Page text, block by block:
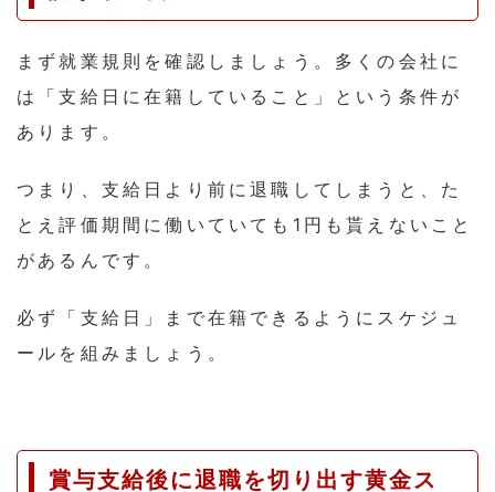
まず就業規則を確認しましょう。多くの会社に
は「支給日に在籍していること」という条件が
あります。
つまり、支給日より前に退職してしまうと、た
とえ評価期間に働いていても1円も貰えないこと
があるんです。
必ず「支給日」まで在籍できるようにスケジュ
ールを組みましょう。
賞与支給後に退職を切り出す黄金ス